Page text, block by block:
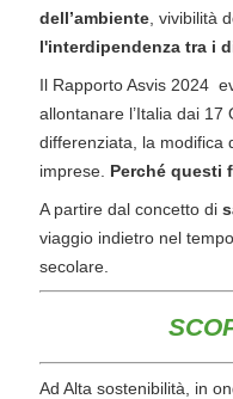
dell’ambiente , vivibilità
l'interdipendenza tra i
Il Rapporto Asvis 2024
allontanare l’Italia dai
differenziata, la modifica
imprese. Perché questi
A partire dal concetto di
viaggio indietro nel
secolare.
Ad Alta sostenibilità, in